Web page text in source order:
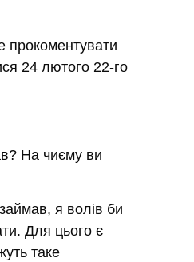
прокоментувати
24 лютого 22-го
На чиєму ви
я волів би
Для цього є
таке